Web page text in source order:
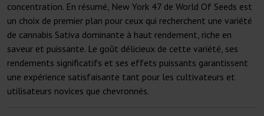
concentration. En résumé, New York 47 de World Of Seeds est
un choix de premier plan pour ceux qui recherchent une variété
de cannabis Sativa dominante à haut rendement, riche en
saveur et puissante. Le goût délicieux de cette variété, ses
rendements significatifs et ses effets puissants garantissent
une expérience satisfaisante tant pour les cultivateurs et
utilisateurs novices que chevronnés.